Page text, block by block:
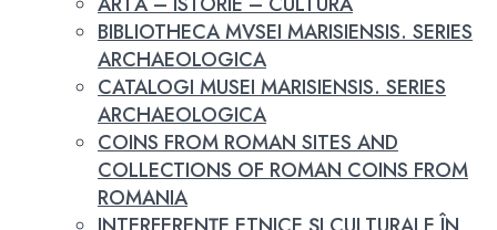
BIBLIOTHECA MVSEI MARISIENSIS. SERIES
ARCHAEOLOGICA
CATALOGI MUSEI MARISIENSIS. SERIES
ARCHAEOLOGICA
COINS FROM ROMAN SITES AND
COLLECTIONS OF ROMAN COINS FROM
ROMANIA